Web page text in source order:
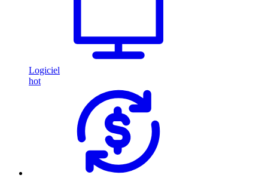
Logiciel
hot